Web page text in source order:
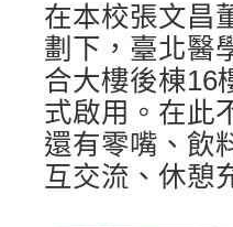
在本校張文昌
劃下，臺北醫
合大樓後棟16
式啟用。在此
還有零嘴、飲
互交流、休憩